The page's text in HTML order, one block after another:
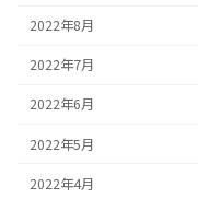
2022年8月
2022年7月
2022年6月
2022年5月
2022年4月